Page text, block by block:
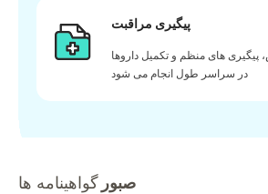
پیگیری مراقبت
پیگیری های منظم و تکمیل داروها
در سراسر طول انجام می شود
صبور گواهینامه ها